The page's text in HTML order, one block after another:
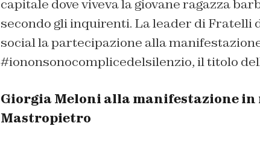
capitale dove viveva la giovane ragazza
secondo gli inquirenti. La leader di Fratelli
social la partecipazione alla
#iononsonocomplicedelsilenzio, il titolo
Giorgia Meloni alla manifestazione in
Mastropietro